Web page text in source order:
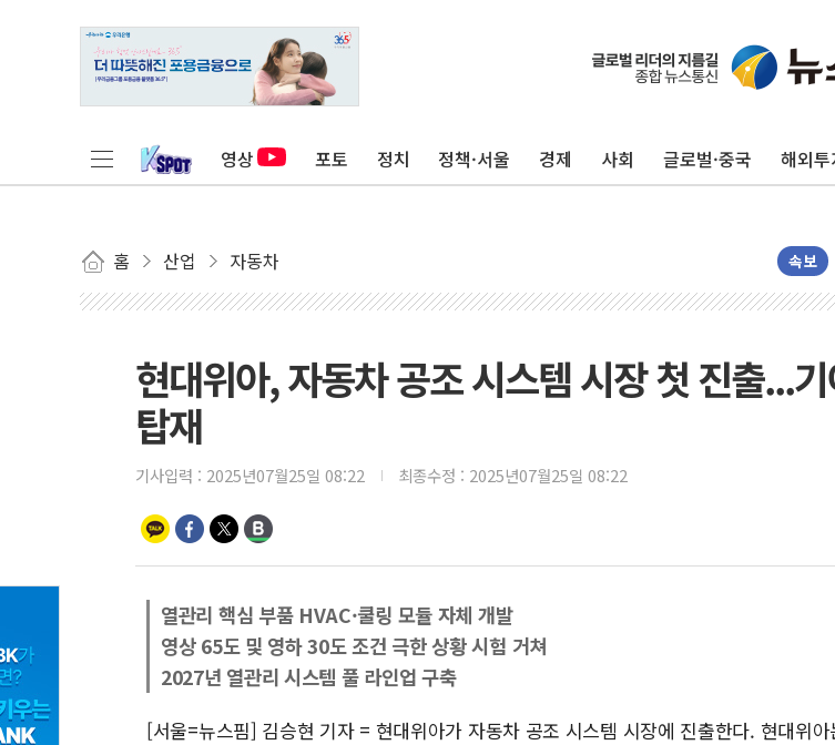
영상 포토 정치 정책·서울 경제 사회 글로벌·중국 해외
홈 산업 자동차 속보
현대위아, 자동차 공조 시스템 시장 첫 진출...
탑재
기사입력 : 2025년07월25일 08:22 최종수정 : 2025년07월25일 08:22
열관리 핵심 부품 HVAC·쿨링 모듈 자체 개발
영상 65도 및 영하 30도 조건 극한 상황 시험 거쳐
2027년 열관리 시스템 풀 라인업 구축
[서울=뉴스핌] 김승현 기자 = 현대위아가 자동차 공조 시스템 시장에 진출한다. 현대위아